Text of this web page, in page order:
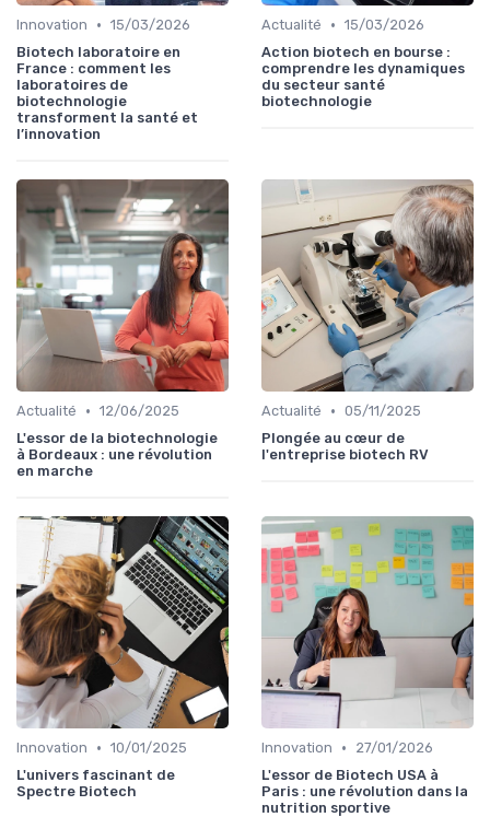
Innovation • 15/03/2026
Biotech laboratoire en
France : comment les
laboratoires de
biotechnologie
transforment la santé et
l’innovation
Actualité • 15/03/2026
Action biotech en bourse :
comprendre les dynamiques
du secteur santé
biotechnologie
Actualité • 12/06/2025
L'essor de la biotechnologie
à Bordeaux : une révolution
en marche
Actualité • 05/11/2025
Plongée au cœur de
l'entreprise biotech RV
Innovation • 10/01/2025
L'univers fascinant de
Spectre Biotech
Innovation •
27/01/2026
L'essor de Biotech USA à
Paris : une révolution dans la
nutrition sportive